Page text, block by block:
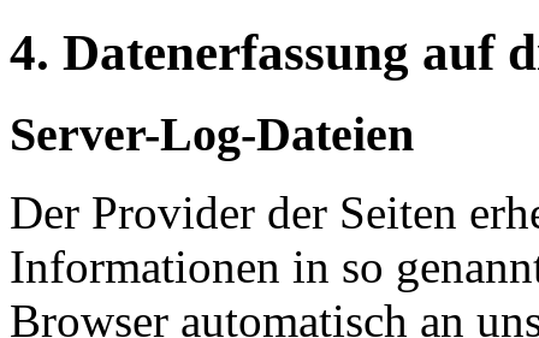
4. Datenerfassung auf
Server-Log-Dateien
Der Provider der Seiten
Informationen in so
Browser automatisch an